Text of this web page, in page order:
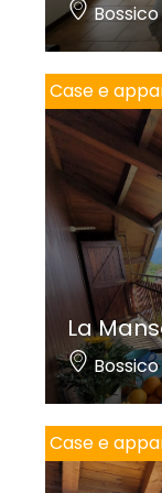
Bossico
Case e
La
Bossico
Case e